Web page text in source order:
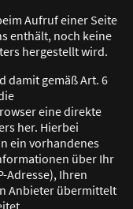
Aufruf einer Seite
enthält, noch keine
hergestellt wird.
damit gemäß Art. 6
eine direkte
her. Hierbei
ein vorhandenes
über Ihr
Adresse), Ihren
Anbieter übermittelt